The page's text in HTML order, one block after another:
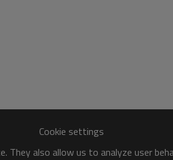
Cookie settings
They also allow us to analyze user